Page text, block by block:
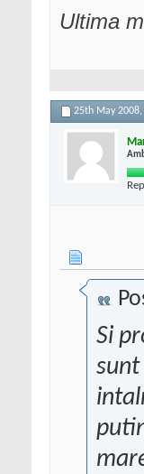
Ultima
25th May 2008,
Si
sunt